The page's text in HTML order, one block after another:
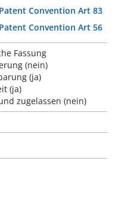
Convention Art 83
Convention Art 56
Fassung
(nein)
(ja)
(ja)
zugelassen (nein)